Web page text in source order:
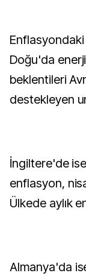
Doğu'da enerji
beklentileri
destekleyen
İngiltere'de
enflasyon,
Ülkede aylık
Almanya'da